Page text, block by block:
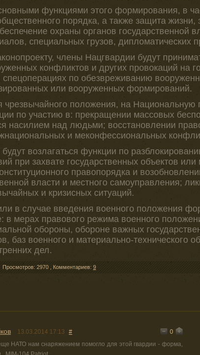
функциями этого формирования, в
порядка, а также защита жизни,
охраны органов государственной
специальных грузов, дипломатических
члены Нацгвардии будут
конфликтов и других провокаций на
спецоперациях по обезвреживанию
или вооруженных формирований.
чрезвычайного положения, на Национальную
по участию в: прекращении массовых
насилием над людьми; восстановлении
и меконфессиональных
будут возлагаться функции по
при захвате государственных объектов или
правопорядка и
власти и местного самоуправления;
и кризисных ситуаций.
в случае введения военного положения
в мерах правового режима военного
обороны, обороне важных
баз военного и материально-технического
дел.
Просмотров: 2970 Комментариев: 9
13.03.2014 17:13 #
0
НАТО нам снаряжением помогло для этой гвардии - форма,